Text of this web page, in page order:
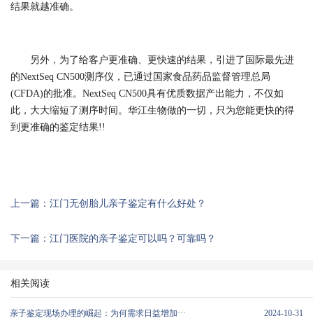
结果就越准确。
另外，为了给客户更准确、更快速的结果，引进了国际最先进
的NextSeq CN500测序仪，已通过国家食品药品监督管理总局
(CFDA)的批准。NextSeq CN500具有优质数据产出能力，不仅如
此，大大缩短了测序时间。华江生物做的一切，只为您能更快的得
到更准确的鉴定结果!!
上一篇：江门无创胎儿亲子鉴定有什么好处？
下一篇：江门医院的亲子鉴定可以吗？可靠吗？
相关阅读
亲子鉴定现场办理的崛起：为何需求日益增加··· 2024-10-31